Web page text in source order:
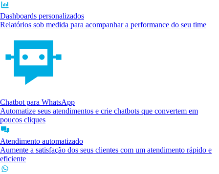
Dashboards personalizados
Relatórios sob medida para acompanhar a performance do seu time
Chatbot para WhatsApp
Automatize seus atendimentos e crie chatbots que convertem em
poucos cliques
Atendimento automatizado
Aumente a satisfação dos seus clientes com um atendimento rápido e
eficiente